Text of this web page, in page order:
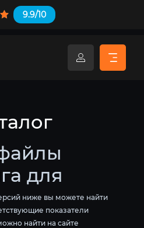
9.9/10
для
ниже вы можете найти
показатели
найти на сайте